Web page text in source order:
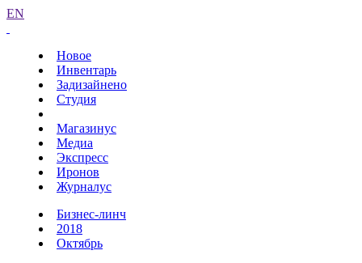
EN
Новое
Инвентарь
Задизайнено
Студия
Магазинус
Медиа
Экспресс
Иронов
Журналус
Бизнес-линч
2018
Октябрь